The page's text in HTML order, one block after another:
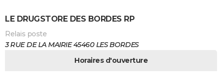
LE DRUGSTORE DES BORDES RP
Relais poste
3 RUE DE LA MAIRIE 45460 LES BORDES
Horaires d'ouverture